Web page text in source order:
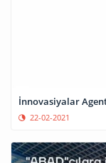
İnnovasiyalar
22-02-2021